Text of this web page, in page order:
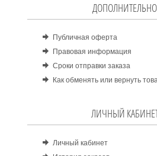
ДОПОЛНИТЕЛЬНО
Публичная оферта
Правовая информация
Сроки отправки заказа
Как обменять или вернуть
ЛИЧНЫЙ
Личный кабинет